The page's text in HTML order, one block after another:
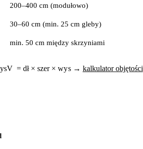
200–400 cm (modułowo)
30–60 cm (min. 25 cm gleby)
min. 50 cm między skrzyniami
V = dł × szer × wys→ kalkulator objętości